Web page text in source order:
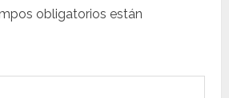
obligatorios están